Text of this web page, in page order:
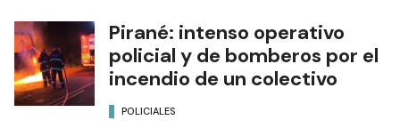
Pirané: intenso operativo
policial y de bomberos por el
incendio de un colectivo
POLICIALES